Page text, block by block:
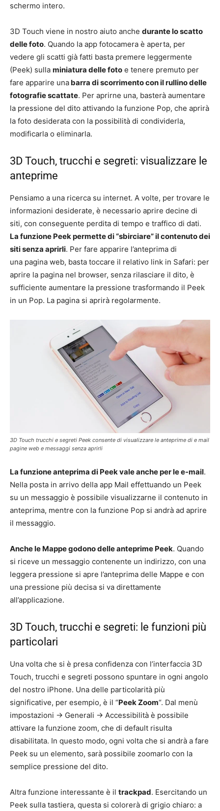
schermo intero.
3D Touch viene in nostro aiuto anche durante lo scatto
delle foto. Quando la app fotocamera è aperta, per
vedere gli scatti già fatti basta premere leggermente
(Peek) sulla miniatura delle foto e tenere premuto per
fare apparire una barra di scorrimento con il rullino delle
fotografie scattate. Per aprirne una, basterà aumentare
la pressione del dito attivando la funzione Pop, che aprirà
la foto desiderata con la possibilità di condividerla,
modificarla o eliminarla.
3D Touch, trucchi e segreti: visualizzare le
anteprime
Pensiamo a una ricerca su internet. A volte, per trovare le
informazioni desiderate, è necessario aprire decine di
siti, con conseguente perdita di tempo e traffico di dati.
La funzione Peek permette di “sbirciare” il contenuto dei
siti senza aprirli. Per fare apparire l’anteprima di
una pagina web, basta toccare il relativo link in Safari: per
aprire la pagina nel browser, senza rilasciare il dito, è
sufficiente aumentare la pressione trasformando il Peek
in un Pop. La pagina si aprirà regolarmente.
3D Touch trucchi e segreti Peek consente di visualizzare le anteprime di e mail
pagine web e messaggi senza aprirli
La funzione anteprima di Peek vale anche per le e-mail.
Nella posta in arrivo della app Mail effettuando un Peek
su un messaggio è possibile visualizzarne il contenuto in
anteprima, mentre con la funzione Pop si andrà ad aprire
il messaggio.
Anche le Mappe godono delle anteprime Peek. Quando
si riceve un messaggio contenente un indirizzo, con una
leggera pressione si apre l’anteprima delle Mappe e con
una pressione più decisa si va direttamente
all’applicazione.
3D Touch, trucchi e segreti: le funzioni più
particolari
Una volta che si è presa confidenza con l’interfaccia 3D
Touch, trucchi e segreti possono spuntare in ogni angolo
del nostro iPhone. Una delle particolarità più
significative, per esempio, è il “Peek Zoom“. Dal menù
impostazioni -> Generali -> Accessibilità è possibile
attivare la funzione zoom, che di default risulta
disabilitata. In questo modo, ogni volta che si andrà a fare
Peek su un elemento, sarà possibile zoomarlo con la
semplice pressione del dito.
Altra funzione interessante è il trackpad. Esercitando un
Peek sulla tastiera, questa si colorerà di grigio chiaro: a